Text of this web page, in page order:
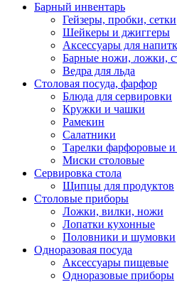
Барный инвентарь
Гейзеры, пробки, сетки
Шейкеры и джиггеры
Аксессуары для
Барные ножи, ложки,
Ведра для льда
Столовая посуда, фарфор
Блюда для сервировки
Кружки и чашки
Рамекин
Салатники
Тарелки фарфоровые и
Миски столовые
Сервировка стола
Щипцы для продуктов
Столовые приборы
Ложки, вилки, ножи
Лопатки кухонные
Половники и шумовки
Одноразовая посуда
Аксессуары пищевые
Одноразовые приборы